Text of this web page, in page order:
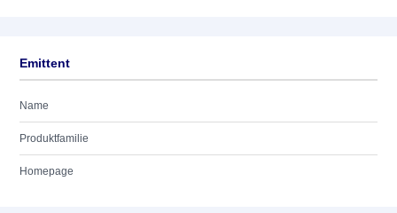
Emittent
Name
Produktfamilie
Homepage